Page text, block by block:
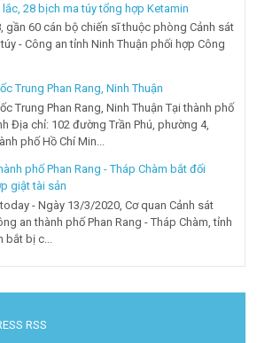
lắc, 28 bịch ma túy tổng hợp Ketamin
gần 60 cán bộ chiến sĩ thuộc phòng Cảnh sát
- Công an tỉnh Ninh Thuận phối hợp Công
Trung Phan Rang, Ninh Thuận
Trung Phan Rang, Ninh Thuận Tại thành phố
Địa chỉ: 102 đường Trần Phú, phường 4,
phố Hồ Chí Min...
phố Phan Rang - Tháp Chàm bắt đối
giật tài sản
- Ngày 13/3/2020, Cơ quan Cảnh sát
an thành phố Phan Rang - Tháp Chàm, tỉnh
bị c...
RSS